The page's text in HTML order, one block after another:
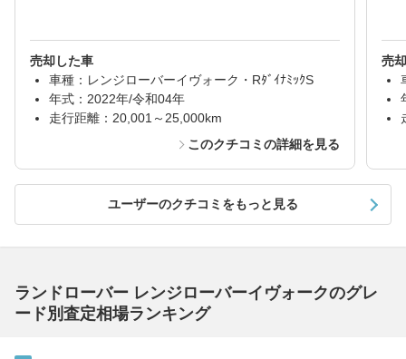
売却した車
車種：レンジローバーイヴォーク・RﾀﾞｲﾅﾐｯｸS
年式：2022年/令和04年
走行距離：20,001～25,000km
このクチコミの詳細を見る
売
ユーザーのクチコミをもっと見る
ランドローバー レンジローバーイヴォークのグレ
ード別査定相場ランキング